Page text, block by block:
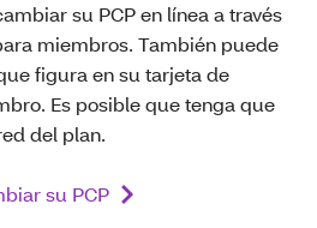
su PCP en línea a través
miembros. También puede
figura en su tarjeta de
Es posible que tenga que
del plan.
su PCP